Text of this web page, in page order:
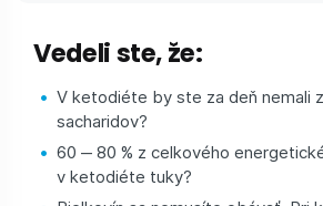
Vedeli ste, že:
V ketodiéte by ste za deň nemali
sacharidov?
60 ‒ 80 % z celkového
v ketodiéte tuky?